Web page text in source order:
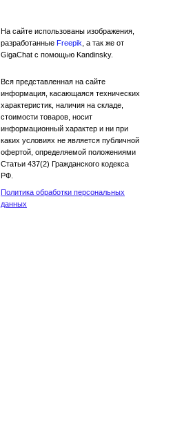
Вся представленная на сайте
информация, касающаяся технических
характеристик, наличия на складе,
стоимости товаров, носит
информационный характер и ни при
каких условиях не является публичной
офертой, определяемой положениями
Статьи 437(2) Гражданского кодекса
РФ.
Политика обработки персональных
данных
На сайте использованы изображения,
разработанные Freepik , а так же от
GigaChat с помощью Kandinsky.